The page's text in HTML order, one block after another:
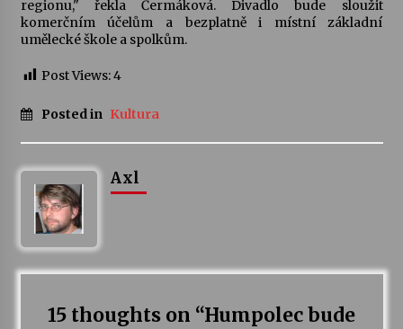
regionu," řekla Čermáková. Divadlo bude sloužit
komerčním účelům a bezplatně i místní základní
umělecké škole a spolkům.
Post Views:4
Posted in Kultura
Axl
15 thoughts on “Humpolec bude